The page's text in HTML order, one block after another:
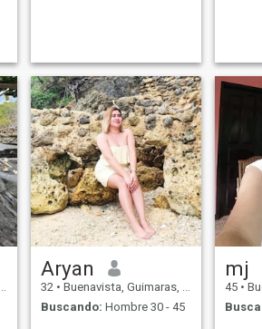
Aryan
32 • Buenavista, Guimaras, Filipinas
Buscando: Hombre 30 - 45
mj
45 •